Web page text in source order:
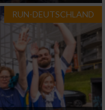
RUN-DEUTSCHLAND